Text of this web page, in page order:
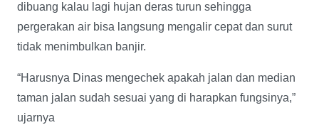
dibuang kalau lagi hujan deras turun sehingga
pergerakan air bisa langsung mengalir cepat dan surut
tidak menimbulkan banjir.
“Harusnya Dinas mengechek apakah jalan dan median
taman jalan sudah sesuai yang di harapkan fungsinya,”
ujarnya